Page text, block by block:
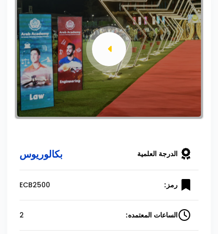
الدرجة العلمية بكالوريوس
رمز: ECB2500
الساعات المعتمده: 2